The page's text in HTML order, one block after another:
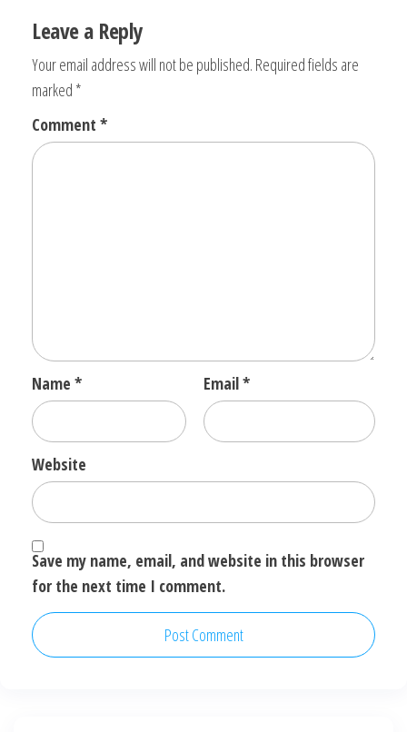
Leave a Reply
Your email address will not be published. Required fields are
marked *
Comment *
Name * Email*
Website
Save my name, email, and website in this browser
for the next time I comment.